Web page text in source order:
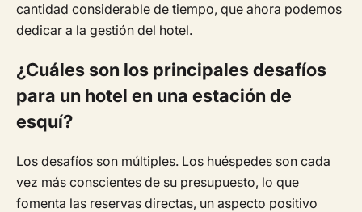
cantidad considerable de tiempo, que ahora podemos
dedicar a la gestión del hotel.
¿Cuáles son los principales desafíos
para un hotel en una estación de
esquí?
Los desafíos son múltiples. Los huéspedes son cada
vez más conscientes de su presupuesto, lo que
fomenta las reservas directas, un aspecto positivo